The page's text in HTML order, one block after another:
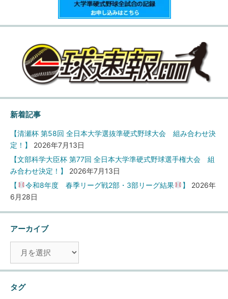
新着記事
【清瀬杯 第58回 全日本大学選抜準硬式野球大会 組み合わせ決
定！】
2026年7月13日
【文部科学大臣杯 第77回 全日本大学準硬式野球選手権大会 組
み合わせ決定！】
2026年7月13日
【
令和8年度 春季リーグ戦2部・3部リーグ結果 】
2026年
6月28日
アーカイブ
カ
イ
ブ
タグ